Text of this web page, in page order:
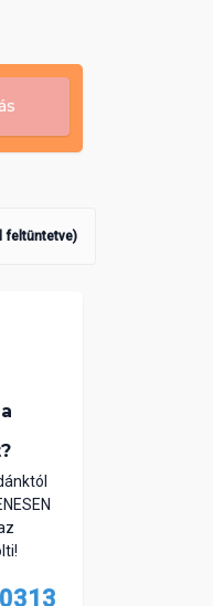
feltüntetve)